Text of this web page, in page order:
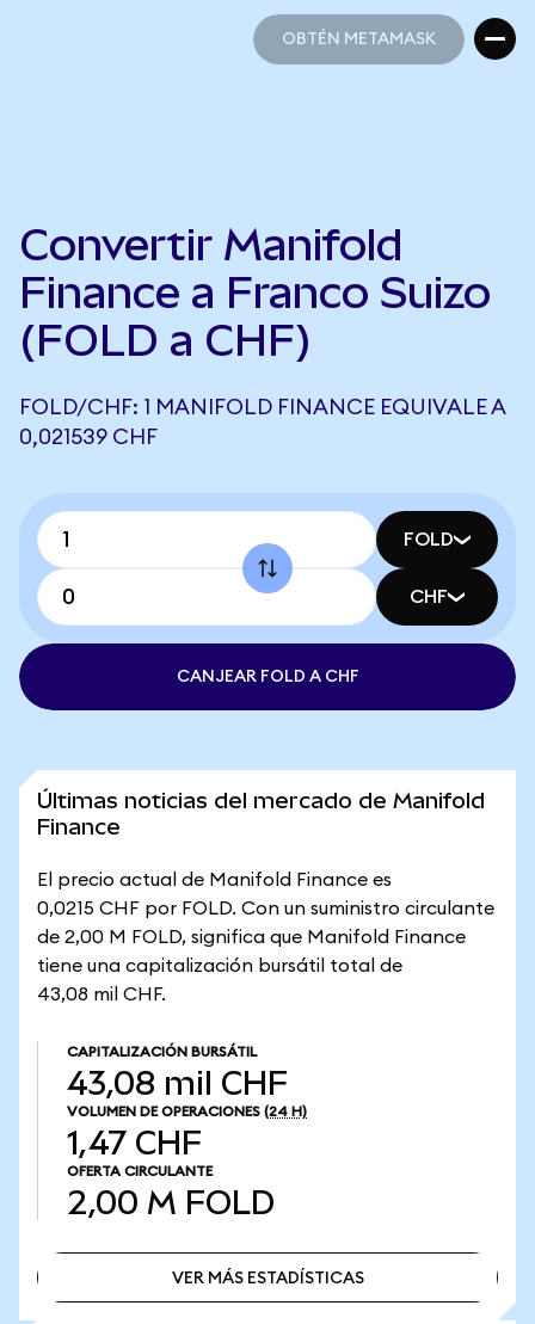
OBTÉN METAMASK
Convertir Manifold
Finance a Franco Suizo
(FOLD a CHF)
FOLD/CHF: 1 MANIFOLD FINANCE EQUIVALE A
0,021539 CHF
FOLD
CHF
CANJEAR FOLD A CHF
Últimas noticias del mercado de Manifold
Finance
El precio actual de Manifold Finance es
0,0215 CHF por FOLD. Con un suministro circulante
de 2,00 M FOLD, significa que Manifold Finance
tiene una capitalización bursátil total de
43,08 mil CHF.
CAPITALIZACIÓN BURSÁTIL
43,08 mil CHF
VOLUMEN DE OPERACIONES (24 H)
1,47 CHF
OFERTA CIRCULANTE
2,00 M FOLD
VER MÁS ESTADÍSTICAS